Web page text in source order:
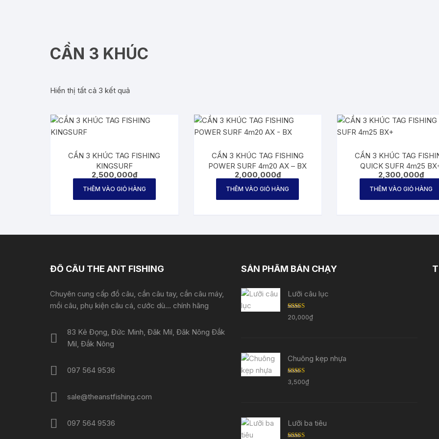
CẦN 3 KHÚC
Hiển thị tất cả 3 kết quả
CẦN 3 KHÚC TAG FISHING
KINGSURF
2,500,000₫
THÊM VÀO GIỎ HÀNG
CẦN 3 KHÚC TAG FISHING
POWER SURF 4m20 AX – BX
2,000,000₫
THÊM VÀO GIỎ HÀNG
CẦN 3 KHÚC TAG
QUICK SUFR 4m25
2,300,000₫
THÊM VÀO GIỎ HÀNG
ĐỒ CÂU THE ANT FISHING
Chuyên cung cấp đồ câu, cần câu tay, cần câu máy,
mồi câu, phụ kiện câu cá, cước dù... chính hãng
83 Kẻ Đọng, Đức Minh, Đăk Mil, Đăk Nông Đắk
Mil, Đắk Nông
097 564 9536
sale@theanstfishing.com
097 564 9536
SẢN PHẨM BÁN CHẠY
Lưỡi câu lục
Được
xếp
20,000₫
Chuông kẹp nhựa
Được
xếp
3,500₫
Lưỡi ba tiêu